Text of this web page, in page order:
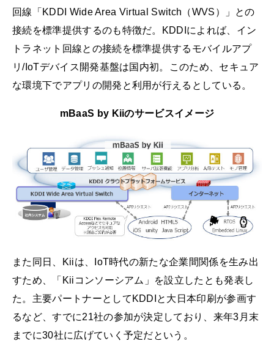
回線「KDDI Wide Area Virtual Switch（WVS）」との
接続を標準提供するのも特徴だ。KDDIによれば、イン
トラネット回線との接続を標準提供するモバイルアプ
リ/IoTデバイス開発基盤は国内初。このため、セキュア
な環境下でアプリの開発と利用が行えるとしている。
mBaaS by Kiiのサービスイメージ
また同日、Kiiは、IoT時代の新たな企業間関係を生み出
すため、「Kiiコンソーシアム」を設立したとも発表し
た。主要パートナーとしてKDDIと大日本印刷が参画す
るなど、すでに21社の参加が決定しており、来年3月末
までに30社に広げていく予定だという。